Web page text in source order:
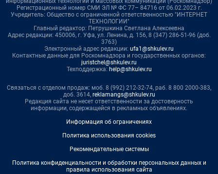
Регистрационный номер СМИ ЭЛ № ФС 77– 84716 от 06.02.2023 г.
Учредитель: Общество с ограниченной ответственностью "ИНТЕРНЕТ
ТЕХНОЛОГИИ"
Главный редактор: Петрушкина Светлана Алексеевна
Адрес редакции: 450006, г. Уфа, ул. Ленина, д. 156, 8 (347) 286-51-96 (доб.
3763)
Электронный адрес редакции: ufa1@shkulev.ru
Контактные данные для Роскомнадзора и государственных органов:
juristchel@shkulev.ru
Техподдержка: help@shkulev.ru
Связаться с отделом продаж: моб. 8 (992) 212-32-74, раб. 8 800 2000-383,
доб. 3614, reklamangs@shkulev.ru
Редакция сайта не несет ответственности за достоверность
информации, содержащейся в рекламных объявлениях.
Информация об ограничениях
Политика использования cookies
Рекомендательные системы
Политика конфиденциальности и обработки персональных данных и
правила использования сайта